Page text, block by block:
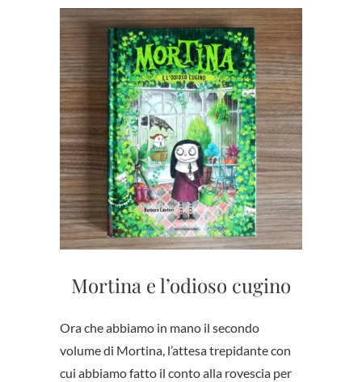
Mortina e l’odioso cugino
Ora che abbiamo in mano il secondo
volume di Mortina, l’attesa trepidante con
cui abbiamo fatto il conto alla rovescia per